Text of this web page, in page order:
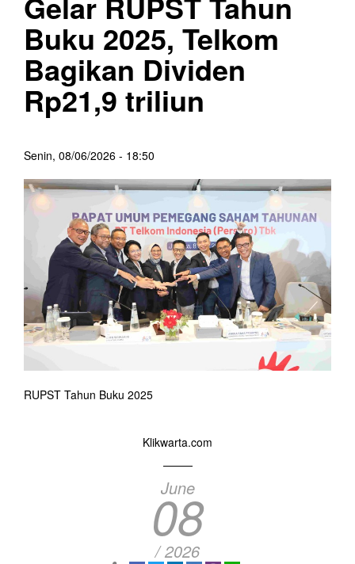
Buku 2025, Telkom
Bagikan Dividen
Rp21,9 triliun
Senin, 08/06/2026 - 18:50
RUPST Tahun Buku 2025
Klikwarta.com
June
08
/ 2026